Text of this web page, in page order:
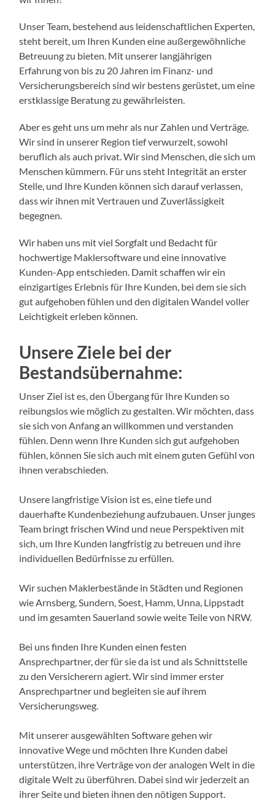
Unser Team, bestehend aus leidenschaftlichen Experten,
steht bereit, um Ihren Kunden eine außergewöhnliche
Betreuung zu bieten. Mit unserer langjährigen
Erfahrung von bis zu 20 Jahren im Finanz- und
Versicherungsbereich sind wir bestens gerüstet, um eine
erstklassige Beratung zu gewährleisten.
Aber es geht uns um mehr als nur Zahlen und Verträge.
Wir sind in unserer Region tief verwurzelt, sowohl
beruflich als auch privat. Wir sind Menschen, die sich um
Menschen kümmern. Für uns steht Integrität an erster
Stelle, und Ihre Kunden können sich darauf verlassen,
dass wir ihnen mit Vertrauen und Zuverlässigkeit
begegnen.
Wir haben uns mit viel Sorgfalt und Bedacht für
hochwertige Maklersoftware und eine innovative
Kunden-App entschieden. Damit schaffen wir ein
einzigartiges Erlebnis für Ihre Kunden, bei dem sie sich
gut aufgehoben fühlen und den digitalen Wandel voller
Leichtigkeit erleben können.
Unsere Ziele bei der
Bestandsübernahme:
Unser Ziel ist es, den Übergang für Ihre Kunden so
reibungslos wie möglich zu gestalten. Wir möchten, dass
sie sich von Anfang an willkommen und verstanden
fühlen. Denn wenn Ihre Kunden sich gut aufgehoben
fühlen, können Sie sich auch mit einem guten Gefühl von
ihnen verabschieden.
Unsere langfristige Vision ist es, eine tiefe und
dauerhafte Kundenbeziehung aufzubauen. Unser junges
Team bringt frischen Wind und neue Perspektiven mit
sich, um Ihre Kunden langfristig zu betreuen und ihre
individuellen Bedürfnisse zu erfüllen.
Wir suchen Maklerbestände in Städten und Regionen
wie Arnsberg, Sundern, Soest, Hamm, Unna, Lippstadt
und im gesamten Sauerland sowie weite Teile von NRW.
Bei uns finden Ihre Kunden einen festen
Ansprechpartner, der für sie da ist und als Schnittstelle
zu den Versicherern agiert. Wir sind immer erster
Ansprechpartner und begleiten sie auf ihrem
Versicherungsweg.
Mit unserer ausgewählten Software gehen wir
innovative Wege und möchten Ihre Kunden dabei
unterstützen, ihre Verträge von der analogen Welt in die
digitale Welt zu überführen. Dabei sind wir jederzeit an
ihrer Seite und bieten ihnen den nötigen Support.